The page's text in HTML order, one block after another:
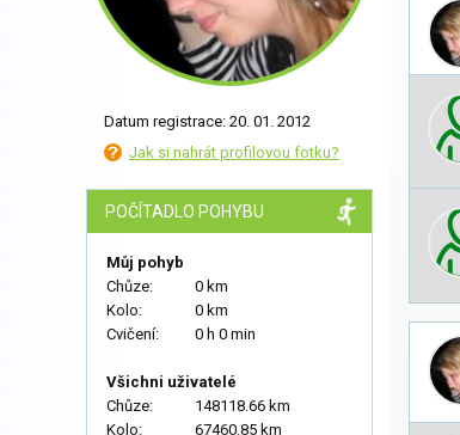
Datum registrace: 20. 01. 2012
Jak si nahrát profilovou fotku?
POČÍTADLO POHYBU
Můj pohyb
Chůze:
0 km
Kolo:
0 km
Cvičení:
0 h 0 min
Všichni uživatelé
Chůze:
148118.66 km
Kolo:
67460.85 km